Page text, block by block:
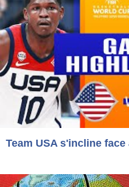
Team USA s'incline